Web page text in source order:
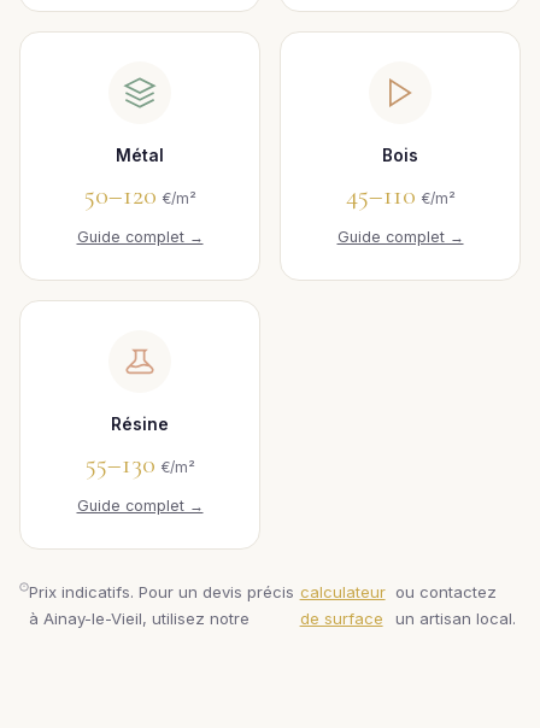
Métal
50–120 €/m²
Guide complet →
Bois
45–110 €/m²
Guide complet →
Résine
55–130 €/m²
Guide complet →
Prix indicatifs. Pour un devis précis
à Ainay-le-Vieil, utilisez notre
calculateur
de surface
ou contactez
un artisan local.